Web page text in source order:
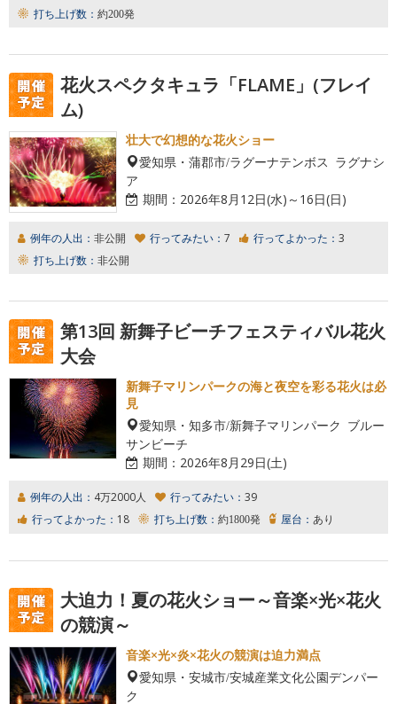
打ち上げ数： 約200発
花火スペクタキュラ「FLAME」(フレイ
ム)
壮大で幻想的な花火ショー
愛知県・蒲郡市/ラグーナテンボス ラグナシ
ア
期間： 2026年8月12日(水)～16日(日)
例年の人出： 非公開 行ってみたい： 7 行ってよかった： 3
打ち上げ数： 非公開
第13回 新舞子ビーチフェスティバル花火
大会
新舞子マリンパークの海と夜空を彩る花火は必
見
愛知県・知多市/新舞子マリンパーク ブルー
サンビーチ
期間： 2026年8月29日(土)
例年の人出： 4万2000人 行ってみたい： 39
行ってよかった： 18 打ち上げ数： 約1800発 屋台： あり
大迫力！夏の花火ショー～音楽×光×花火
の競演～
音楽×光×炎×花火の競演は迫力満点
愛知県・安城市/安城産業文化公園デンパー
ク